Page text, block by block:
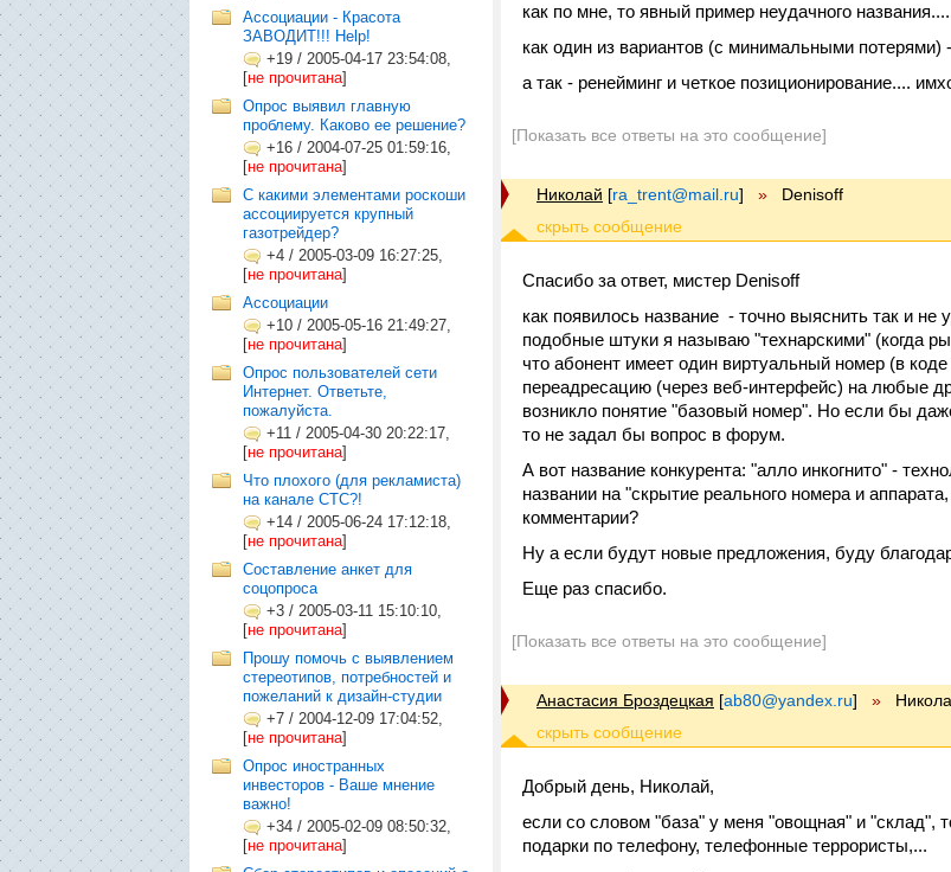
Ассоциации - Красота
ЗАВОДИТ!!! Help!
+19 / 2005-04-17 23:54:08,
[не прочитана]
Опрос выявил главную
проблему. Каково ее решение?
+16 / 2004-07-25 01:59:16,
[не прочитана]
С какими элементами роскоши
ассоциируется крупный
газотрейдер?
+4 / 2005-03-09 16:27:25,
[не прочитана]
Ассоциации
+10 / 2005-05-16 21:49:27,
[не прочитана]
Опрос пользователей сети
Интернет. Ответьте,
пожалуйста.
+11 / 2005-04-30 20:22:17,
[не прочитана]
Что плохого (для рекламиста)
на канале СТС?!
+14 / 2005-06-24 17:12:18,
[не прочитана]
Составление анкет для
соцопроса
+3 / 2005-03-11 15:10:10,
[не прочитана]
Прошу помочь с выявлением
стереотипов, потребностей и
пожеланий к дизайн-студии
+7 / 2004-12-09 17:04:52,
[не прочитана]
Опрос иностранных
инвесторов - Ваше мнение
важно!
+34 / 2005-02-09 08:50:32,
[не прочитана]
как по мне, то явный пример неудачного
как один из вариантов (с минимальными потерями)
а так - ренейминг и четкое позиционирование....
[Показать все ответы на это сообщение]
Николай [ra_trent@mail.ru] » Denisoff
Спасибо за ответ, мистер Denisoff
как появилось название - точно выяснить так и не
подобные штуки я называю "технарскими" (когда
что абонент имеет один виртуальный номер (в
переадресацию (через веб-интерфейс) на любые
возникло понятие "базовый номер". Но если бы
то не задал бы вопрос в форум.
А вот название конкурента: "алло инкогнито" -
названии на "скрытие реального номера и
комментарии?
Ну а если будут новые предложения, буду
Еще раз спасибо.
[Показать все ответы на это сообщение]
Анастасия Броздецкая [ab80@yandex.ru] »
Добрый день, Николай,
если со словом "база" у меня "овощная" и "склад",
подарки по телефону, телефонные террористы,...